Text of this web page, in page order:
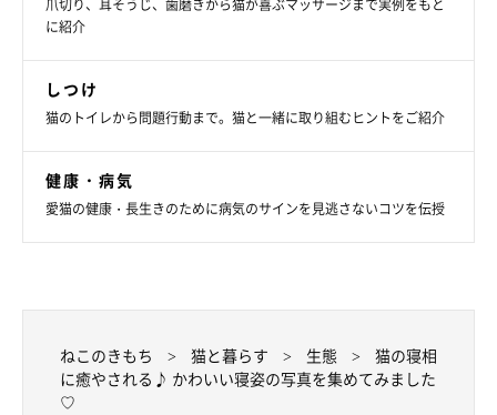
爪切り、耳そうじ、歯磨きから猫が喜ぶマッサージまで実例をもと
に紹介
しつけ
猫のトイレから問題行動まで。猫と一緒に取り組むヒントをご紹介
健康・病気
愛猫の健康・長生きのために病気のサインを見逃さないコツを伝授
ねこのきもち 猫と暮らす 生態
猫の寝相
に癒やされる♪ かわいい寝姿の写真を集めてみました
♡